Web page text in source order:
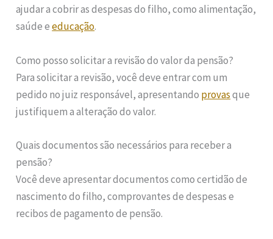
ajudar a cobrir as despesas do filho, como alimentação,
saúde eeducação.
Como posso solicitar a revisão do valor da pensão?
Para solicitar a revisão, você deve entrar com um
pedido no juiz responsável, apresentando provasque
justifiquem a alteração do valor.
Quais documentos são necessários para receber a
pensão?
Você deve apresentar documentos como certidão de
nascimento do filho, comprovantes de despesas e
recibos de pagamento de pensão.